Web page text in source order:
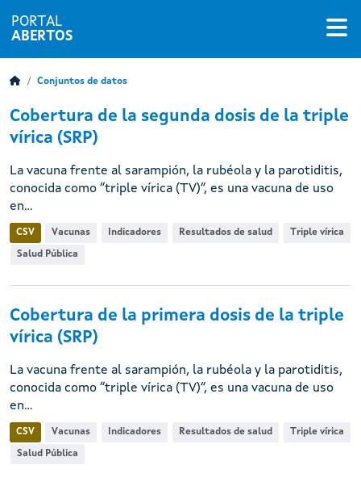
PORTAL
ABERTOS
Conjuntos de datos
Cobertura de la segunda dosis de la triple
vírica (SRP)
La vacuna frente al sarampión, la rubéola y la parotiditis,
conocida como “triple vírica (TV)”, es una vacuna de uso
en...
CSV Vacunas Indicadores Resultados de salud Triple vírica
Salud Pública
Cobertura de la primera dosis de la triple
vírica (SRP)
La vacuna frente al sarampión, la rubéola y la parotiditis,
conocida como “triple vírica (TV)”, es una vacuna de uso
en...
CSV Vacunas Indicadores Resultados de salud Triple vírica
Salud Pública